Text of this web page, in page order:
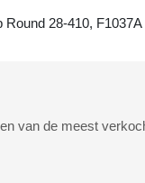
28-410, F1037A
van de meest